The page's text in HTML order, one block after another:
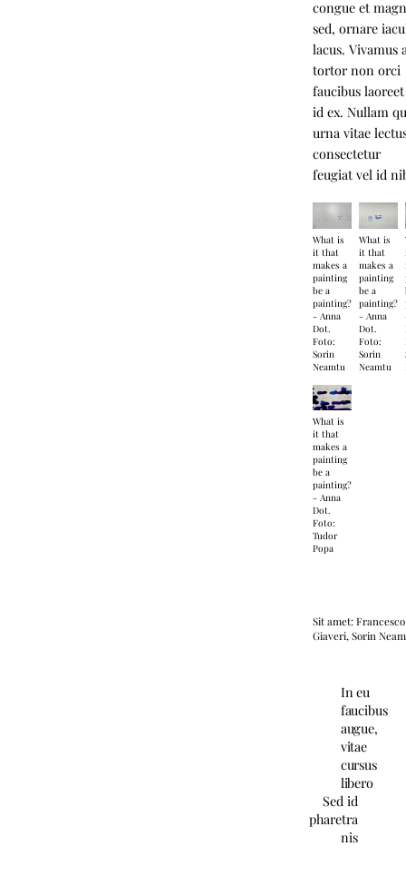
congue et
sed, ornare
lacus. Vivamus
tortor non orci
faucibus
id ex. Nullam
urna vitae
consectetur
feugiat vel id
What is
it that
makes a
painting
be a
painting?
- Anna
Dot.
Foto:
Sorin
Neamtu
What is
it that
makes a
painting
be a
painting?
- Anna
Dot.
Foto:
Sorin
Neamtu
What is
it that
makes a
painting
be a
painting?
- Anna
Dot.
Foto:
Tudor
Popa
Sit amet: Francesco
Giaveri, Sorin
In eu
faucibus
augue,
vitae
cursus
libero
Sed id
pharetra
nis